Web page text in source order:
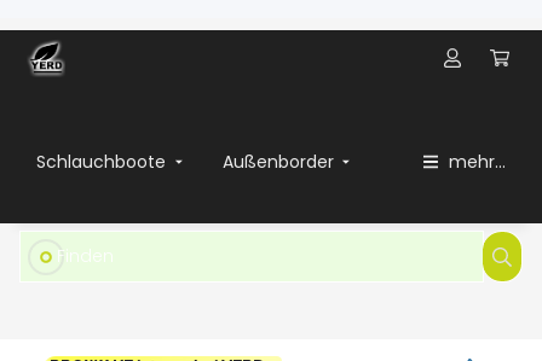
Schlauchboote Außenborder mehr...